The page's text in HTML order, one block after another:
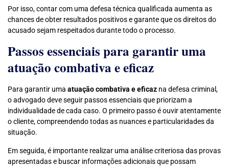
Por isso, contar com uma defesa técnica qualificada aumenta as
chances de obter resultados positivos e garante que os direitos do
acusado sejam respeitados durante todo o processo.
Passos essenciais para garantir uma
atuação combativa e eficaz
Para garantir uma atuação combativa e eficaz na defesa criminal,
o advogado deve seguir passos essenciais que priorizam a
individualidade de cada caso. O primeiro passo é ouvir atentamente
o cliente, compreendendo todas as nuances e particularidades da
situação.
Em seguida, é importante realizar uma análise criteriosa das provas
apresentadas e buscar informações adicionais que possam